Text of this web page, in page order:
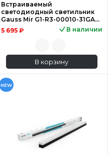
Встраиваемый
светодиодный светильник
Gauss Mir G1-R3-00010-31GA3-
2003550
5 695 ₽ В наличии
В корзину
NEW